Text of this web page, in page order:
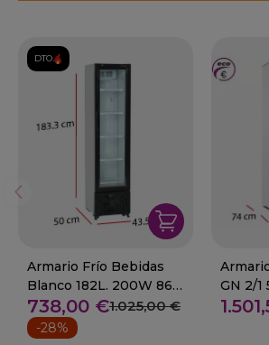
DTO.
Armario Frío Bebidas
Blanco 182L. 200W 86-
FS176H
738,00 €1.025,00 €
-28%
GN 2/1
MM 5